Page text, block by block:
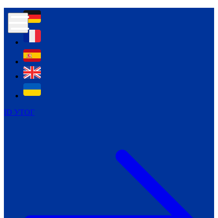
ID УТОГ
Контур психологічної безпеки глухих
Всеукраїнський пісенний
челендж «Україно, ти є!»
Молодіжний челендж «Жестова
мова для мене – це…»
Репортажі спеціальних та
інклюзивних начальних закладів